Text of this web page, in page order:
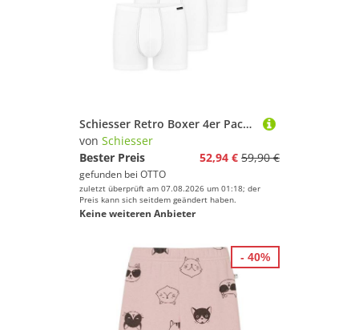
Schiesser Retro Boxer 4er Pack Cotton Essentials (Spar-Set) Retro Short / Pant - Baumwolle - ohne Eingriff
von Schiesser
Bester Preis
52,94 € 59,90 €
gefunden bei OTTO
zuletzt überprüft am 07.08.2026 um 01:18; der
Preis kann sich seitdem geändert haben.
Keine weiteren Anbieter
- 40%